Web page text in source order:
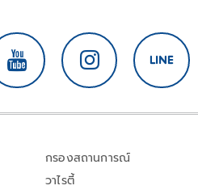
กรองสถานการณ์
วาไรตี้